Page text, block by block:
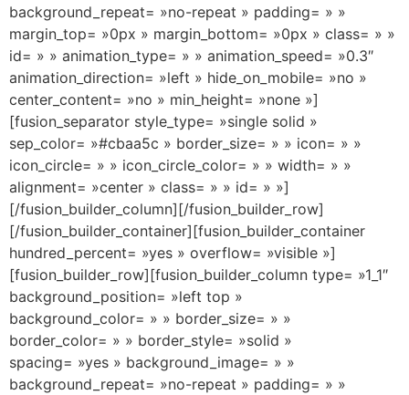
background_repeat= »no-repeat » padding= » »
margin_top= »0px » margin_bottom= »0px » class= » »
id= » » animation_type= » » animation_speed= »0.3″
animation_direction= »left » hide_on_mobile= »no »
center_content= »no » min_height= »none »]
[fusion_separator style_type= »single solid »
sep_color= »#cbaa5c » border_size= » » icon= » »
icon_circle= » » icon_circle_color= » » width= » »
alignment= »center » class= » » id= » »]
[/fusion_builder_column][/fusion_builder_row]
[/fusion_builder_container][fusion_builder_container
hundred_percent= »yes » overflow= »visible »]
[fusion_builder_row][fusion_builder_column type= »1_1″
background_position= »left top »
background_color= » » border_size= » »
border_color= » » border_style= »solid »
spacing= »yes » background_image= » »
background_repeat= »no-repeat » padding= » »